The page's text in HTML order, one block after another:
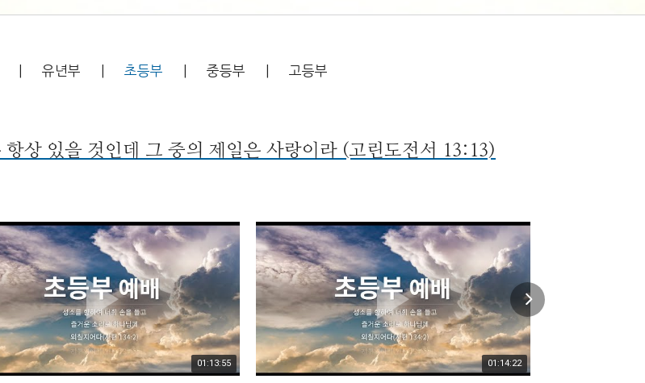
유년부 초등부 중등부 고등부
상 있을 것인데 그 중의 제일은 사랑이라 (고린도전서 13:13)
01:13:55 01:14:22